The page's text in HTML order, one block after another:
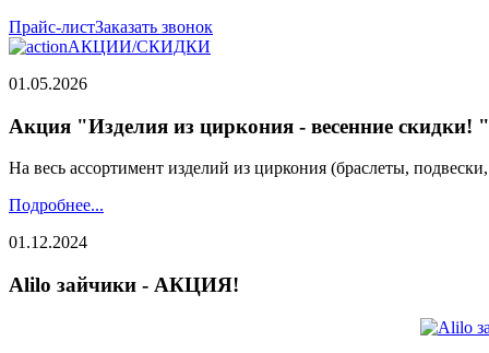
Прайс-листЗаказать звонок
АКЦИИ/СКИДКИ
01.05.2026
Акция "Изделия из циркония - весенние скидки! "
На весь ассортимент изделий из циркония (браслеты,
Подробнее...
01.12.2024
Alilo зайчики - АКЦИЯ!